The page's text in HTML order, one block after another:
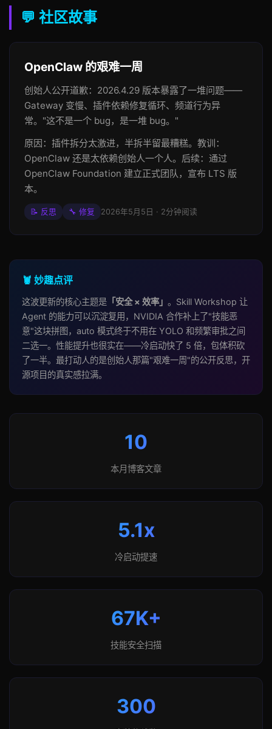
💬 社区故事
OpenClaw 的艰难一周
创始人公开道歉：2026.4.29 版本暴露了一堆问题——
Gateway 变慢、插件依赖修复循环、频道行为异
常。"这不是一个 bug，是一堆 bug。"
原因：插件拆分太激进，半拆半留最糟糕。教训：
OpenClaw 还是太依赖创始人一个人。后续：通过
OpenClaw Foundation 建立正式团队，宣布 LTS 版
本。
📝 反思 🔧 修复 2026年5月5日 · 2分钟阅读
🦞 妙趣点评
这波更新的核心主题是 「安全 × 效率」 。Skill Workshop 让
Agent 的能力可以沉淀复用，NVIDIA 合作补上了"技能恶
意"这块拼图，auto 模式终于不用在 YOLO 和频繁审批之间
二选一。性能提升也很实在——冷启动快了 5 倍，包体积砍
了一半。最打动人的是创始人那篇"艰难一周"的公开反思，开
源项目的真实感拉满。
10
本月博客文章
5.1x
冷启动提速
67K+
技能安全扫描
300